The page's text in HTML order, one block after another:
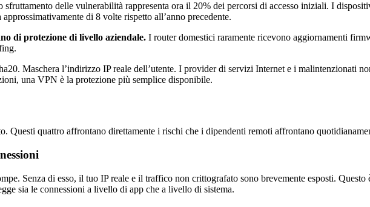
delle vulnerabilità rappresenta ora il 20% dei percorsi di accesso iniziali. I
di 8 volte rispetto all’anno precedente.
di protezione di livello aziendale. I router domestici raramente ricevono aggiornamenti
Maschera l’indirizzo IP reale dell’utente. I provider di servizi Internet e i malintenzionati
una VPN è la protezione più semplice disponibile.
Questi quattro affrontano direttamente i rischi che i dipendenti remoti affrontano
Senza di esso, il tuo IP reale e il traffico non crittografato sono brevemente esposti.
sia le connessioni a livello di app che a livello di sistema.